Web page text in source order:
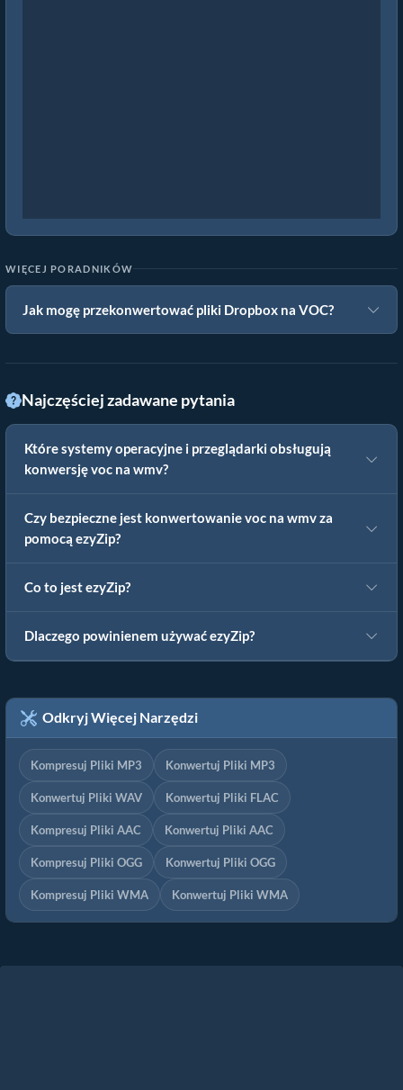
WIĘCEJ PORADNIKÓW
Jak mogę przekonwertować pliki Dropbox na VOC?
Najczęściej zadawane pytania
Które systemy operacyjne i przeglądarki obsługują
konwersję voc na wmv?
Czy bezpieczne jest konwertowanie voc na wmv za
pomocą ezyZip?
Co to jest ezyZip?
Dlaczego powinienem używać ezyZip?
Odkryj Więcej Narzędzi
Kompresuj Pliki MP3 Konwertuj Pliki MP3
Konwertuj Pliki WAV Konwertuj Pliki FLAC
Kompresuj Pliki AAC Konwertuj Pliki AAC
Kompresuj Pliki OGG Konwertuj Pliki OGG
Kompresuj Pliki WMA Konwertuj Pliki WMA